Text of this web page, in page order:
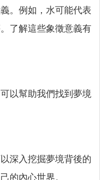
。例如，水可能代表
了解這些象徵意義有
以幫助我們找到夢境
深入挖掘夢境背後的
的內心世界。